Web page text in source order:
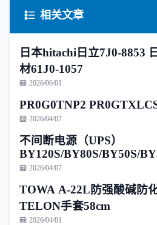
相关文章
日本hitachi日立7J0-8853
材61J0-1057
2026/06/01
PR0G0TNP2
2026/04/07
不间断电源（UPS）
BY120S/BY80S/BY50S/
2026/04/07
TOWA A-22L防强酸碱防
TELON手套58cm
2026/04/01